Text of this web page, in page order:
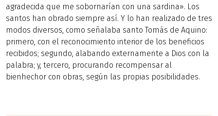
agradecida que me sobornarían con una sardina». Los
santos han obrado siempre así. Y lo han realizado de tres
modos diversos, como señalaba santo Tomás de Aquino:
primero, con el reconocimiento interior de los beneficios
recibidos; segundo, alabando externamente a Dios con la
palabra; y, tercero, procurando recompensar al
bienhechor con obras, según las propias posibilidades.